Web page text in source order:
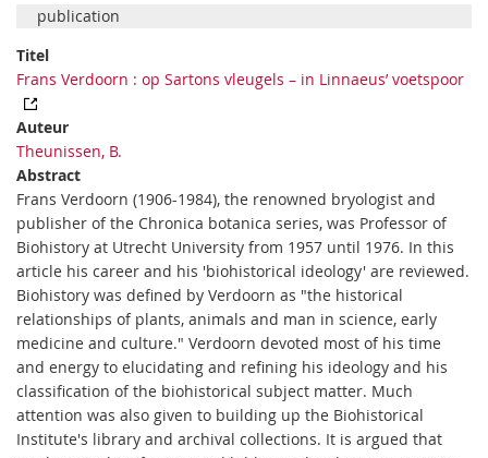
publication
Titel
Frans Verdoorn : op Sartons vleugels – in Linnaeus’ voetspoor
Auteur
Theunissen, B.
Abstract
Frans Verdoorn (1906-1984), the renowned bryologist and
publisher of the Chronica botanica series, was Professor of
Biohistory at Utrecht University from 1957 until 1976. In this
article his career and his 'biohistorical ideology' are reviewed.
Biohistory was defined by Verdoorn as "the historical
relationships of plants, animals and man in science, early
medicine and culture." Verdoorn devoted most of his time
and energy to elucidating and refining his ideology and his
classification of the biohistorical subject matter. Much
attention was also given to building up the Biohistorical
Institute's library and archival collections. It is argued that